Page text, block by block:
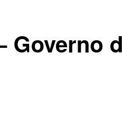
Governo